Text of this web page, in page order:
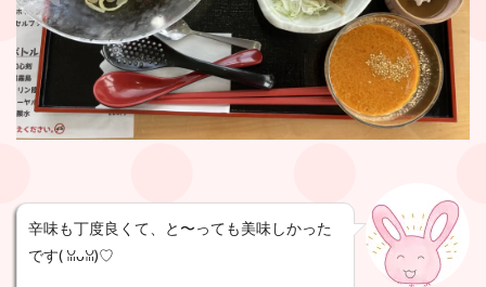
辛味も丁度良くて、と〜っても美味しかった
です( ꈍᴗꈍ)♡